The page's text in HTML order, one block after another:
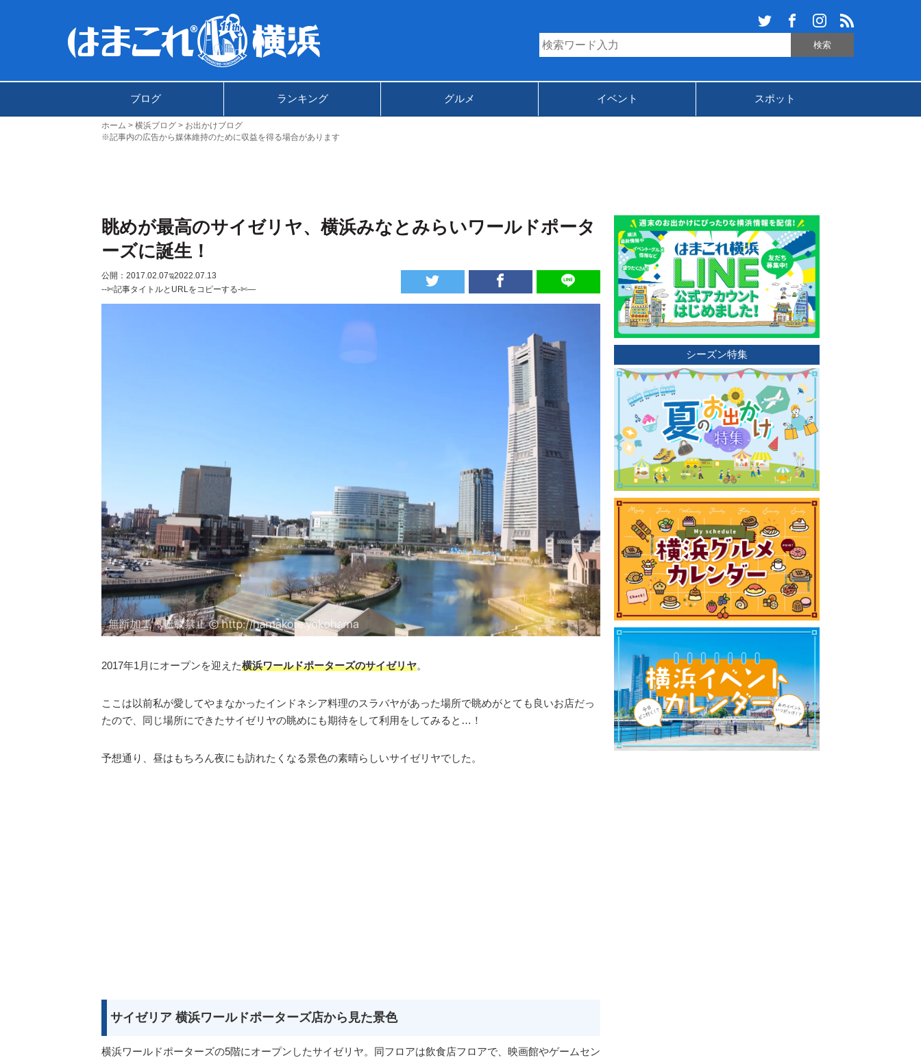
ブログ ランキング グルメ イベント スポット
ホーム 横浜ブログ
お出かけブログ
※記事内の広告から媒体維持のために収益を得る場合があります
眺めが最高のサイゼリヤ、横浜みなとみらいワールドポータ
ーズに誕生！
公開：2017.02.07ಇ2022.07.13
--✄記事タイトルとURLをコピーする-✄—
2017年1月にオープンを迎えた横浜ワールドポーターズのサイゼリヤ。
ここは以前私が愛してやまなかったインドネシア料理のスラバヤがあった場所で眺めがとても良いお店だっ
たので、同じ場所にできたサイゼリヤの眺めにも期待をして利用をしてみると…！
予想通り、昼はもちろん夜にも訪れたくなる景色の素晴らしいサイゼリヤでした。
サイゼリア 横浜ワールドポーターズ店から見た景色
横浜ワールドポーターズの5階にオープンしたサイゼリヤ。同フロアは飲食店フロアで、映画館やゲームセン
シーズン特集